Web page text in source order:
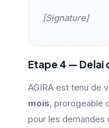
[Signature]
Etape 4 — Delai
AGIRA est tenu de
mois , prorogeable
pour les demandes